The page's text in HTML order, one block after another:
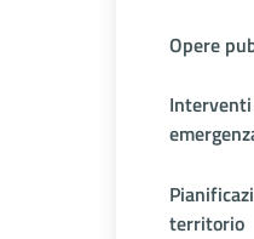
Opere
territorio